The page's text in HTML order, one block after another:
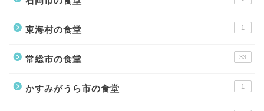
東海村の食堂 1
常総市の食堂 33
かすみがうら市の食堂 1